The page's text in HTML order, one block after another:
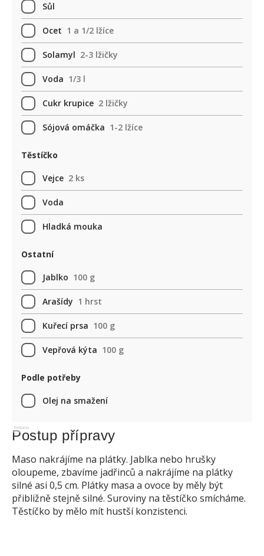
Sůl
Ocet 1 a 1/2 lžíce
Solamyl 2-3 lžičky
Voda 1/3 l
Cukr krupice 2 lžičky
Sójová omáčka 1-2 lžíce
Těstíčko
Vejce 2 ks
Voda
Hladká mouka
Ostatní
Jablko 100 g
Arašídy 1 hrst
Kuřecí prsa 100 g
Vepřová kýta 100 g
Podle potřeby
Olej na smažení
Reklama
Postup přípravy
Maso nakrájíme na plátky. Jablka nebo hrušky
oloupeme, zbavíme jadřinců a nakrájíme na plátky
silné asi 0,5 cm. Plátky masa a ovoce by měly být
přibližně stejně silné. Suroviny na těstíčko smícháme.
Těstíčko by mělo mít hustší konzistenci.